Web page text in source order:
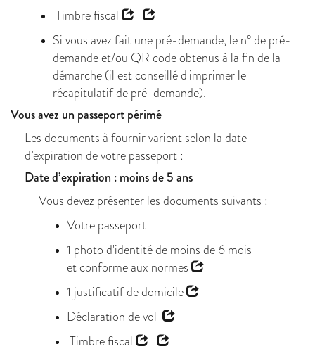
Timbre fiscal
Si vous avez fait une pré-demande, le n° de pré-
demande et/ou QR code obtenus à la fin de la
démarche (il est conseillé d'imprimer le
récapitulatif de pré-demande).
Vous avez un passeport périmé
Les documents à fournir varient selon la date
d’expiration de votre passeport :
Date d’expiration : moins de 5 ans
Vous devez présenter les documents suivants :
Votre passeport
1 photo d'identité de moins de 6 mois
et conforme aux normes
1 justificatif de domicile
Déclaration de vol
Timbre fiscal